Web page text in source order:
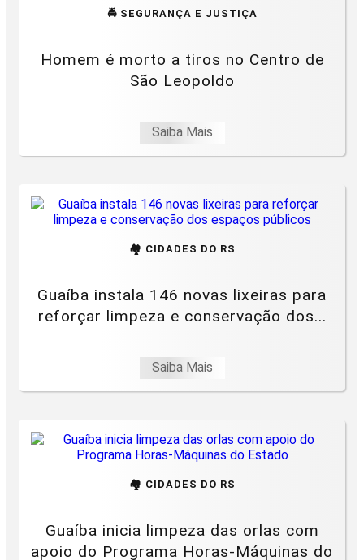
🚔 SEGURANÇA E JUSTIÇA
Homem é morto a tiros no Centro de
São Leopoldo
Saiba Mais
🏘️ CIDADES DO RS
Guaíba instala 146 novas lixeiras para
reforçar limpeza e conservação dos...
Saiba Mais
🏘️ CIDADES DO RS
Guaíba inicia limpeza das orlas com
apoio do Programa Horas-Máquinas do